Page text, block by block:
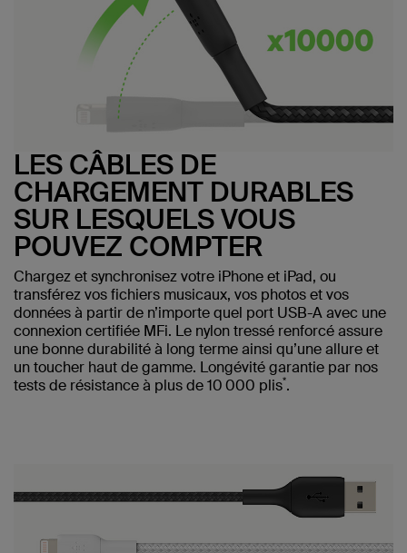
LES CÂBLES DE
CHARGEMENT DURABLES
SUR LESQUELS VOUS
POUVEZ COMPTER
Chargez et synchronisez votre iPhone et iPad, ou
transférez vos fichiers musicaux, vos photos et vos
données à partir de n’importe quel port USB-A avec une
connexion certifiée MFi. Le nylon tressé renforcé assure
une bonne durabilité à long terme ainsi qu’une allure et
un toucher haut de gamme. Longévité garantie par nos
tests de résistance à plus de 10 000 plis*.